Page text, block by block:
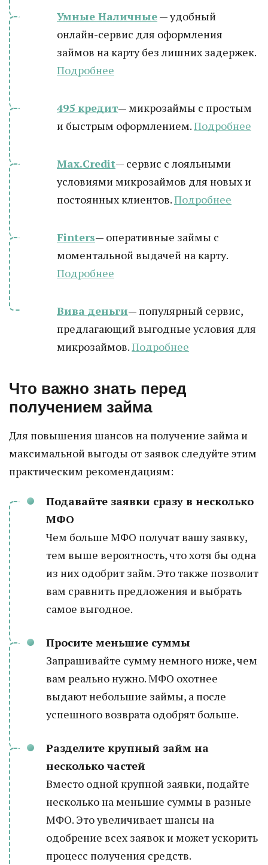
Умные Наличные— удобный
онлайн-сервис для оформления
займов на карту без лишних задержек.
Подробнее
495 кредит— микрозаймы с простым
и быстрым оформлением.Подробнее
Max.Credit— сервис с лояльными
условиями микрозаймов для новых и
постоянных клиентов.Подробнее
Finters— оперативные займы с
моментальной выдачей на карту.
Подробнее
Вива деньги— популярный сервис,
предлагающий выгодные условия для
микрозаймов.Подробнее
Что важно знать перед
получением займа
Для повышения шансов на получение займа и
максимальной выгоды от заявок следуйте этим
практическим рекомендациям:
Подавайте заявки сразу в несколько
МФО
Чем больше МФО получат вашу заявку,
тем выше вероятность, что хотя бы одна
из них одобрит займ. Это также позволит
вам сравнить предложения и выбрать
самое выгодное.
Просите меньшие суммы
Запрашивайте сумму немного ниже, чем
вам реально нужно. МФО охотнее
выдают небольшие займы, а после
успешного возврата одобрят больше.
Разделите крупный займ на
несколько частей
Вместо одной крупной заявки, подайте
несколько на меньшие суммы в разные
МФО. Это увеличивает шансы на
одобрение всех заявок и может ускорить
процесс получения средств.